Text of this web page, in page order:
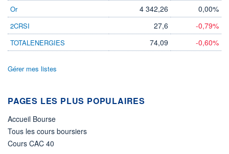
+ HAUT + BAS
VOLUME
2 700
CAPITAL ÉCHANGÉ
0,05%
6 MEUR
1,050 1,150
RENDEMENT
ESTIMÉ 2026
-
DERNIER
Or 4 342,26 0,00%
2CRSI 27,6 -0,79%
TOTALENERGIES 74,09 -0,60%
Gérer mes listes
PAGES LES PLUS POPULAIRES
Accueil Bourse
Tous les cours boursiers
Cours CAC 40